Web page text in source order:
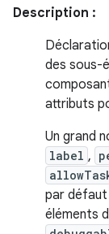
Description :
des sous-
attributs
Un grand
label ,
par
éléments